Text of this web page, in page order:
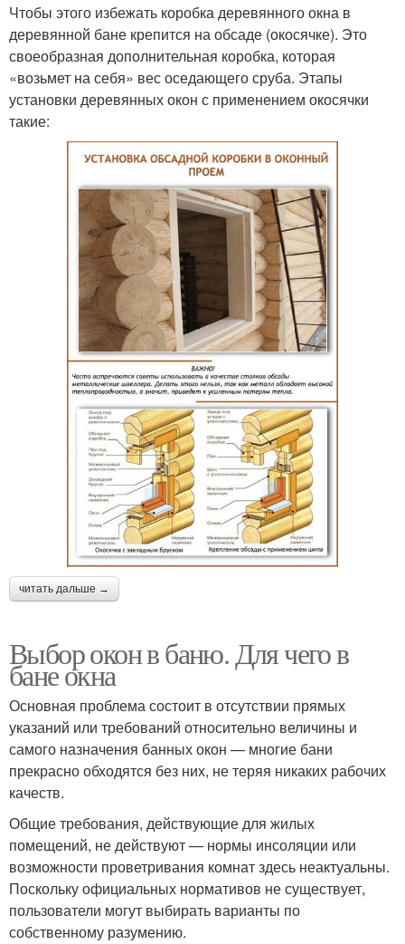
Чтобы этого избежать коробка деревянного окна в
деревянной бане крепится на обсаде (окосячке). Это
своеобразная дополнительная коробка, которая
«возьмет на себя» вес оседающего сруба. Этапы
установки деревянных окон с применением окосячки
такие:
читать дальше →
Выбор окон в баню. Для чего в
бане окна
Основная проблема состоит в отсутствии прямых
указаний или требований относительно величины и
самого назначения банных окон — многие бани
прекрасно обходятся без них, не теряя никаких рабочих
качеств.
Общие требования, действующие для жилых
помещений, не действуют — нормы инсоляции или
возможности проветривания комнат здесь неактуальны.
Поскольку официальных нормативов не существует,
пользователи могут выбирать варианты по
собственному разумению.